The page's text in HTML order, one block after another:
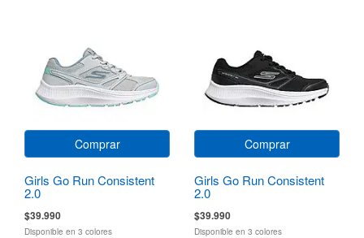
Comprar
Girls Go Run Consistent
2.0
$39.990
Disponible en 3 colores
Comprar
Girls Go Run Consistent
2.0
$39.990
Disponible en 3 colores